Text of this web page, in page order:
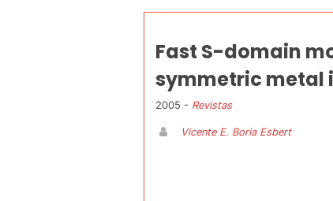
Fast S-domain
symmetric metal
2005 - Revistas
Vicente E. Boria Esbert